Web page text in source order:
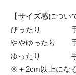
【サイズ感につい
ぴったり 手首
ややゆったり 手
ゆったり 手首
※＋2cm以上にな